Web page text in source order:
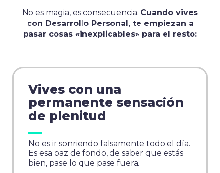
No es magia, es consecuencia. Cuando vives
con Desarrollo Personal, te empiezan a
pasar cosas «inexplicables» para el resto:
Vives con una
permanente sensación
de plenitud
No es ir sonriendo falsamente todo el día.
Es esa paz de fondo, de saber que estás
bien, pase lo que pase fuera.